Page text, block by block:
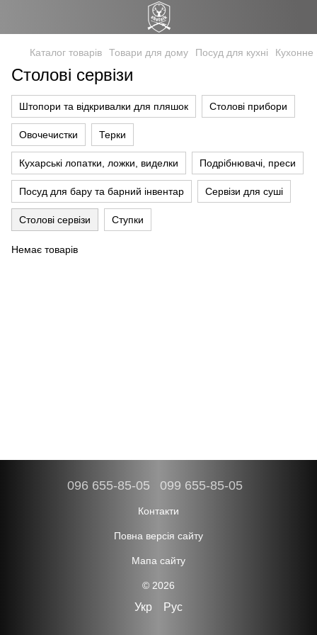
Каталог товарів Товари для дому Посуд для кухні
Столові сервізи
Штопори та відкривалки для пляшок Столові прибори
Овочечистки Терки
Кухарські лопатки, ложки, виделки Подрібнювачі, преси
Посуд для бару та барний інвентар Сервізи для суші
Столові сервізи Ступки
Немає товарів
096 655-85-05 099 655-85-05
Контакти
Повна версія сайту
Мапа сайту
© 2026
Укр Рус